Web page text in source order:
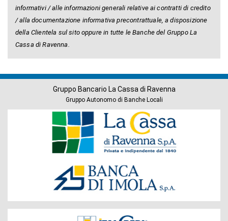
informativi / alle informazioni generali relative ai contratti di credito
/ alla documentazione informativa precontrattuale, a disposizione
della Clientela sul sito oppure in tutte le Banche del Gruppo La
Cassa di Ravenna.
Gruppo Bancario La Cassa di Ravenna
Gruppo Autonomo di Banche Locali
Banche
Gruppo